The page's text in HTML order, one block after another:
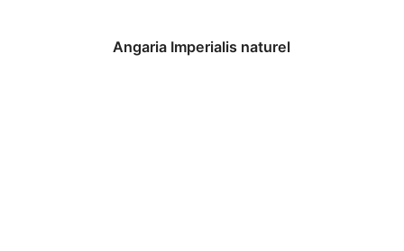
Angaria Imperialis naturel